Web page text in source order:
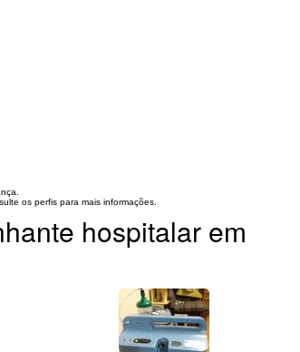
os perfis para mais informações.
hospitalar em